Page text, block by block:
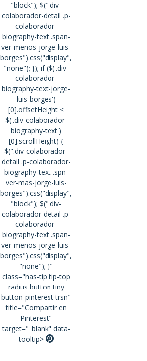
"block"); $(".div-
colaborador-detail .p-
colaborador-
biography-text .span-
ver-menos-jorge-luis-
borges").css("display",
"none"); }); if ($('.div-
colaborador-
biography-text-jorge-
luis-borges')
[0].offsetHeight <
$('.div-colaborador-
biography-text')
[0].scrollHeight) {
$(".div-colaborador-
detail .p-colaborador-
biography-text .spn-
ver-mas-jorge-luis-
borges").css("display",
"block"); $(".div-
colaborador-detail .p-
colaborador-
biography-text .span-
ver-menos-jorge-luis-
borges").css("display",
"none"); }"
class="has-tip tip-top
radius button tiny
button-pinterest trsn"
title="Compartir en
Pinterest"
target="_blank" data-
tooltip>